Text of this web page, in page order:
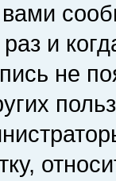
вами
раз и
не